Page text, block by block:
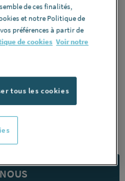
/ ACIER -
- Terminal
de ces finalités,
et notre Politique de
préférences à partir de
de cookies Voir notre
tous les cookies